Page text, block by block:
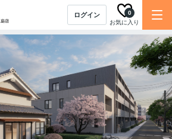
ログイン
お気に入り
0